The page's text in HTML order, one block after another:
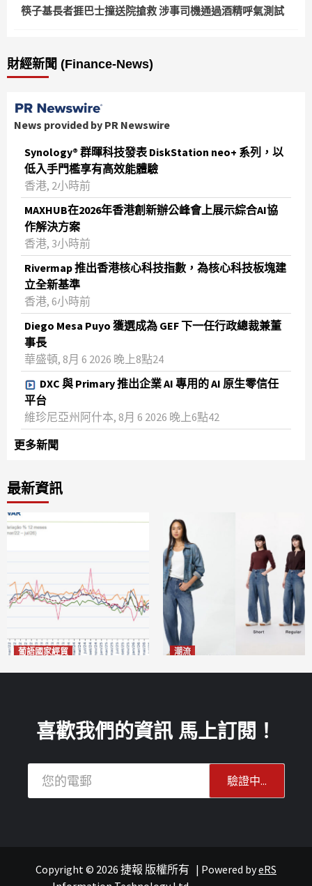
筷子基長者捱巴士撞送院搶救 涉事司機通過酒精呼氣測試
財經新聞 (Finance-News)
News provided by PR Newswire
Synology® 群暉科技發表 DiskStation neo+ 系列，以
低入手門檻享有高效能體驗
香港, 2小時前
MAXHUB在2026年香港創新辦公峰會上展示綜合AI協
作解決方案
香港, 3小時前
Rivermap 推出香港核心科技指數，為核心科技板塊建
立全新基準
香港, 6小時前
Diego Mesa Puyo 獲選成為 GEF 下一任行政總裁兼董
事長
華盛頓, 8月 6 2026 晚上8點24
DXC 與 Primary 推出企業 AI 專用的 AI 原生零信任
平台
維珍尼亞州阿什本, 8月 6 2026 晚上6點42
更多新聞
最新資訊
葡語國家經貿 潮流
重點新聞 澳聞
喜歡我們的資訊 馬上訂閱！
Copyright © 2026 捷報 版權所有 | Powered byeRS